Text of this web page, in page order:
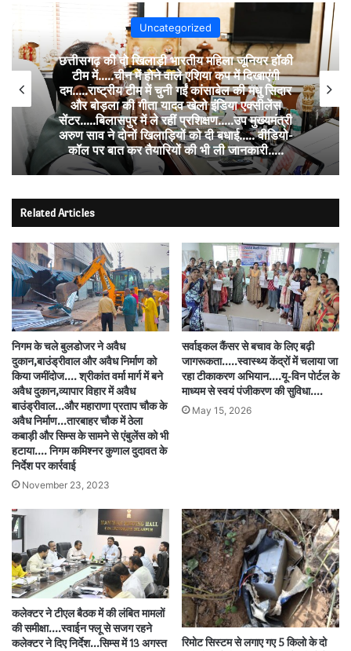
Uncategorized
छत्तीसगढ़ की दो खिलाड़ी भारतीय महिला जूनियर हॉकी
टीम में…..चीन में होने वाले एशिया कप में दिखाएंगी
दम…..राष्ट्रीय टीम में चुनी गईं कांसाबेल की मधु सिदार
और बोड़ला की गीता यादव खेलो इंडिया एक्सीलेंस
सेंटर…..बिलासपुर में ले रहीं प्रशिक्षण…..उप मुख्यमंत्री
अरुण साव ने दोनों खिलाड़ियों को दी बधाई….. वीडियो-
कॉल पर बात कर तैयारियों की भी ली जानकारी…..
Related Articles
निगम के चले बुलडोजर ने अवैध
दुकान,बाउंड्रीवाल और अवैध निर्माण को
किया जमींदोज…. श्रीकांत वर्मा मार्ग में बने
अवैध दुकान,व्यापार विहार में अवैध
बाउंड्रीवाल…और महाराणा प्रताप चौक के
अवैध निर्माण…तारबाहर चौक में ठेला
कबाड़ी और सिम्स के सामने से एंबुलेंस को भी
हटाया…. निगम कमिश्नर कुणाल दुदावत के
निर्देश पर कार्रवाई
November 23, 2023
सर्वाइकल कैंसर से बचाव के लिए बढ़ी
जागरूकता…..स्वास्थ्य केंद्रों में चलाया जा
रहा टीकाकरण अभियान….यू-विन पोर्टल के
माध्यम से स्वयं पंजीकरण की सुविधा….
May 15, 2026
कलेक्टर ने टीएल बैठक में की लंबित मामलों
की समीक्षा….स्वाईन फ्लू से सजग रहने
कलेक्टर ने दिए निर्देश…सिम्स में 13 अगस्त
रिमोट सिस्टम से लगाए गए 5 किलो के दो